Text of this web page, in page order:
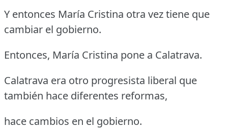
Y entonces María Cristina otra vez tiene que
cambiar el gobierno.
Entonces, María Cristina pone a Calatrava.
Calatrava era otro progresista liberal que
también hace diferentes reformas,
hace cambios en el gobierno.